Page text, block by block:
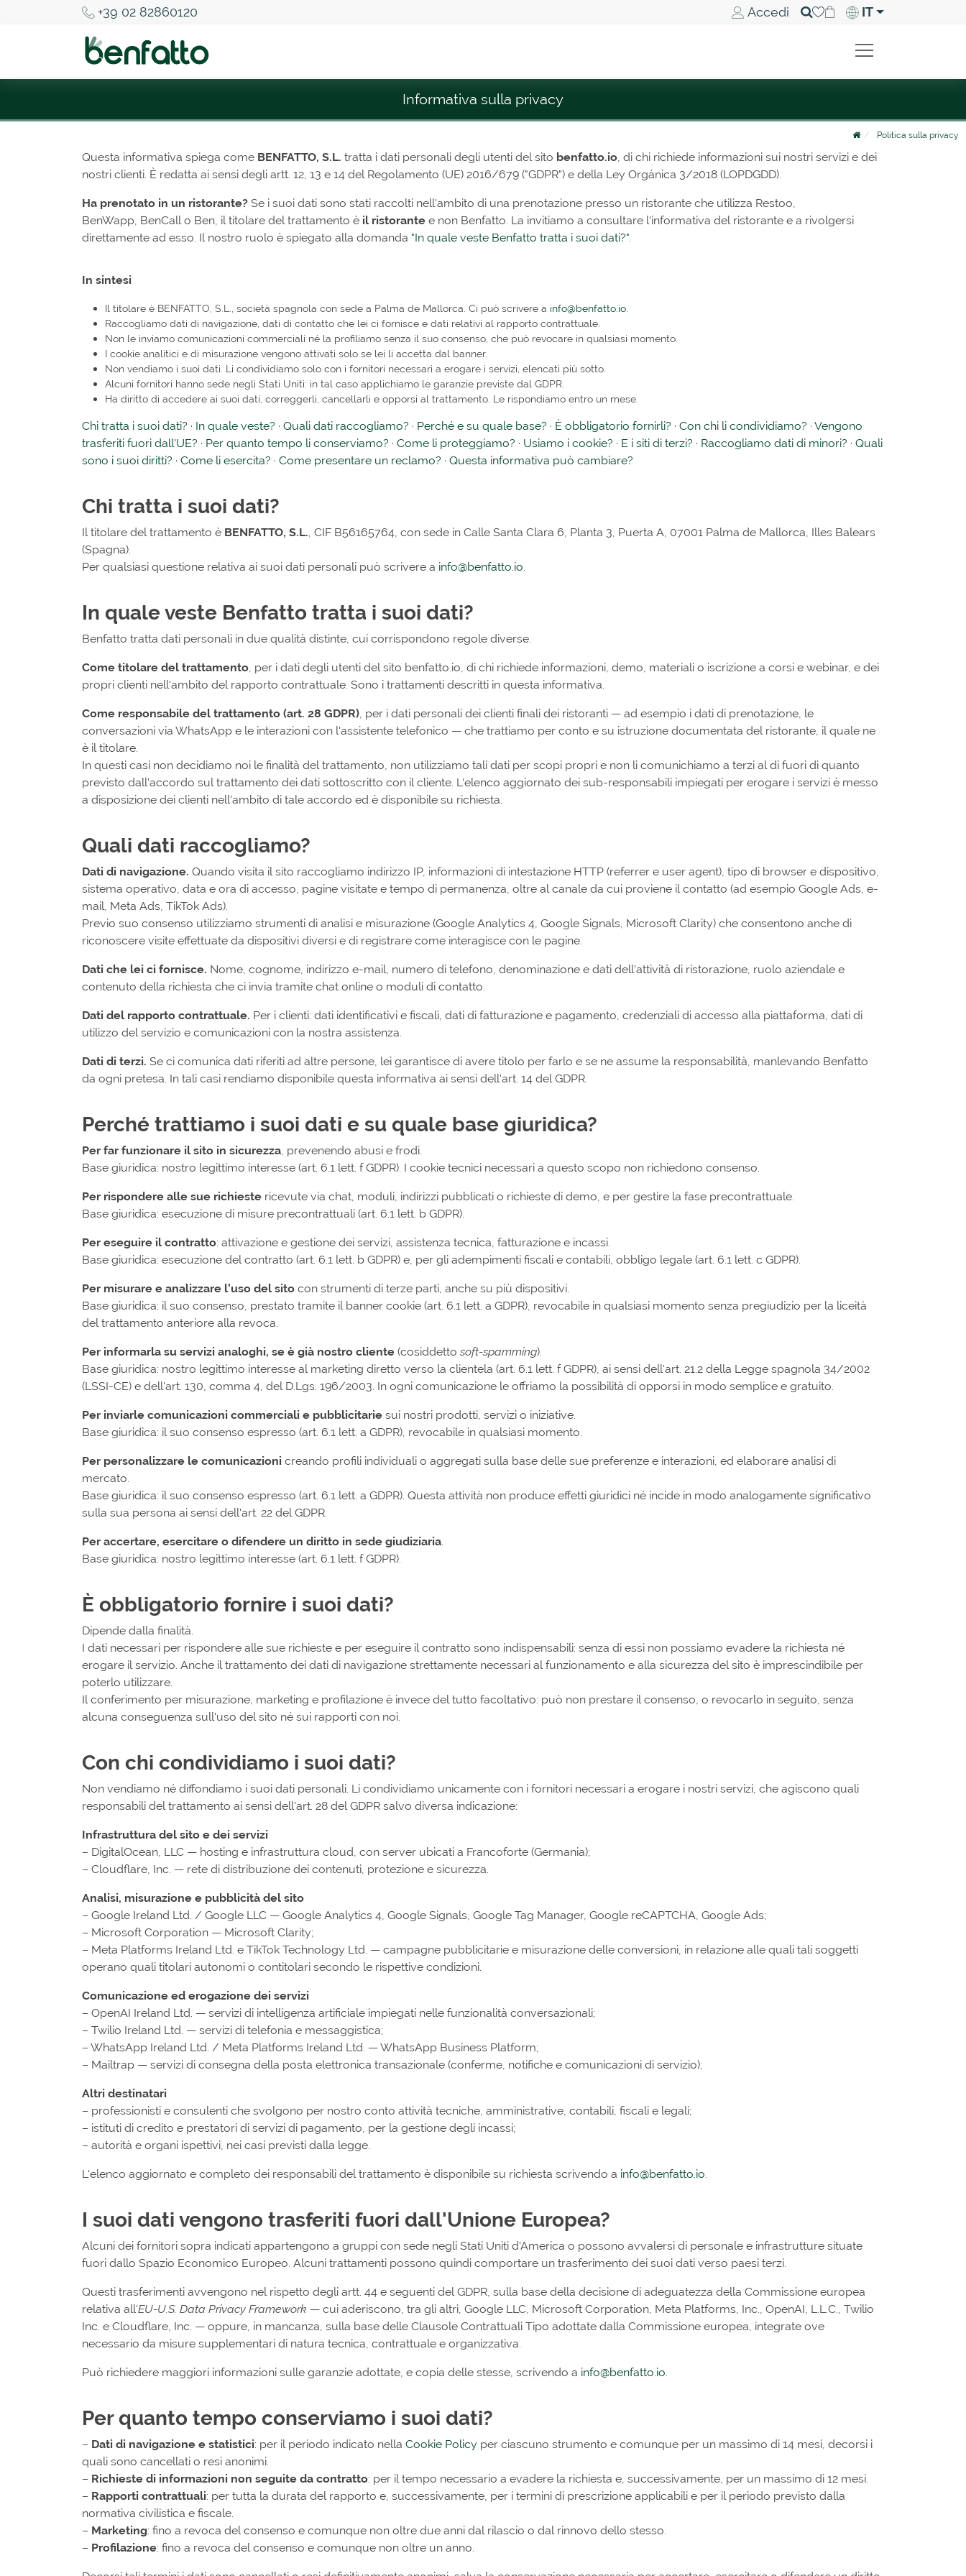
+39 02 82860120 Accedi IT
Informativa sulla privacy
Politica sulla privacy
Questa informativa spiega come BENFATTO, S.L. tratta i dati personali degli utenti del sito benfatto.io, di chi richiede informazioni sui nostri servizi e dei
nostri clienti. È redatta ai sensi degli artt. 12, 13 e 14 del Regolamento (UE) 2016/679 ("GDPR") e della Ley Orgánica 3/2018 (LOPDGDD).
Ha prenotato in un ristorante? Se i suoi dati sono stati raccolti nell'ambito di una prenotazione presso un ristorante che utilizza Restoo,
BenWapp, BenCall o Ben, il titolare del trattamento è il ristorante e non Benfatto. La invitiamo a consultare l'informativa del ristorante e a rivolgersi
direttamente ad esso. Il nostro ruolo è spiegato alla domanda "In quale veste Benfatto tratta i suoi dati?".
In sintesi
Il titolare è BENFATTO, S.L., società spagnola con sede a Palma de Mallorca. Ci può scrivere a info@benfatto.io
Raccogliamo dati di navigazione, dati di contatto che lei ci fornisce e dati relativi al rapporto contrattuale.
Non le inviamo comunicazioni commerciali né la profiliamo senza il suo consenso, che può revocare in qualsiasi momento.
I cookie analitici e di misurazione vengono attivati solo se lei li accetta dal banner.
Non vendiamo i suoi dati. Li condividiamo solo con i fornitori necessari a erogare i servizi, elencati più sotto.
Alcuni fornitori hanno sede negli Stati Uniti: in tal caso applichiamo le garanzie previste dal GDPR.
Ha diritto di accedere ai suoi dati, correggerli, cancellarli e opporsi al trattamento. Le rispondiamo entro un mese.
Chi tratta i suoi dati? · In quale veste? · Quali dati raccogliamo? · Perché e su quale base? · È obbligatorio fornirli? · Con chi li condividiamo? · Vengono
trasferiti fuori dall'UE? · Per quanto tempo li conserviamo? · Come li proteggiamo? · Usiamo i cookie? · E i siti di terzi? · Raccogliamo dati di minori? · Quali
sono i suoi diritti? · Come li esercita? · Come presentare un reclamo? · Questa informativa può cambiare?
Chi tratta i suoi dati?
Il titolare del trattamento è BENFATTO, S.L., CIF B56165764, con sede in Calle Santa Clara 6, Planta 3, Puerta A, 07001 Palma de Mallorca, Illes Balears
(Spagna).
Per qualsiasi questione relativa ai suoi dati personali può scrivere a info@benfatto.io.
In quale veste Benfatto tratta i suoi dati?
Benfatto tratta dati personali in due qualità distinte, cui corrispondono regole diverse.
Come titolare del trattamento, per i dati degli utenti del sito benfatto.io, di chi richiede informazioni, demo, materiali o iscrizione a corsi e webinar, e dei
propri clienti nell'ambito del rapporto contrattuale. Sono i trattamenti descritti in questa informativa.
Come responsabile del trattamento (art. 28 GDPR), per i dati personali dei clienti finali dei ristoranti — ad esempio i dati di prenotazione, le
conversazioni via WhatsApp e le interazioni con l'assistente telefonico — che trattiamo per conto e su istruzione documentata del ristorante, il quale ne
è il titolare.
In questi casi non decidiamo noi le finalità del trattamento, non utilizziamo tali dati per scopi propri e non li comunichiamo a terzi al di fuori di quanto
previsto dall'accordo sul trattamento dei dati sottoscritto con il cliente. L'elenco aggiornato dei sub-responsabili impiegati per erogare i servizi è messo
a disposizione dei clienti nell'ambito di tale accordo ed è disponibile su richiesta.
Quali dati raccogliamo?
Dati di navigazione. Quando visita il sito raccogliamo indirizzo IP, informazioni di intestazione HTTP (referrer e user agent), tipo di browser e dispositivo,
sistema operativo, data e ora di accesso, pagine visitate e tempo di permanenza, oltre al canale da cui proviene il contatto (ad esempio Google Ads, e-
mail, Meta Ads, TikTok Ads).
Previo suo consenso utilizziamo strumenti di analisi e misurazione (Google Analytics 4, Google Signals, Microsoft Clarity) che consentono anche di
riconoscere visite effettuate da dispositivi diversi e di registrare come interagisce con le pagine.
Dati che lei ci fornisce. Nome, cognome, indirizzo e-mail, numero di telefono, denominazione e dati dell'attività di ristorazione, ruolo aziendale e
contenuto della richiesta che ci invia tramite chat online o moduli di contatto.
Dati del rapporto contrattuale. Per i clienti: dati identificativi e fiscali, dati di fatturazione e pagamento, credenziali di accesso alla piattaforma, dati di
utilizzo del servizio e comunicazioni con la nostra assistenza.
Dati di terzi. Se ci comunica dati riferiti ad altre persone, lei garantisce di avere titolo per farlo e se ne assume la responsabilità, manlevando Benfatto
da ogni pretesa. In tali casi rendiamo disponibile questa informativa ai sensi dell'art. 14 del GDPR.
Perché trattiamo i suoi dati e su quale base giuridica?
Per far funzionare il sito in sicurezza, prevenendo abusi e frodi.
Base giuridica: nostro legittimo interesse (art. 6.1 lett. f GDPR). I cookie tecnici necessari a questo scopo non richiedono consenso.
Per rispondere alle sue richieste ricevute via chat, moduli, indirizzi pubblicati o richieste di demo, e per gestire la fase precontrattuale.
Base giuridica: esecuzione di misure precontrattuali (art. 6.1 lett. b GDPR).
Per eseguire il contratto: attivazione e gestione dei servizi, assistenza tecnica, fatturazione e incassi.
Base giuridica: esecuzione del contratto (art. 6.1 lett. b GDPR) e, per gli adempimenti fiscali e contabili, obbligo legale (art. 6.1 lett. c GDPR).
Per misurare e analizzare l'uso del sito con strumenti di terze parti, anche su più dispositivi.
Base giuridica: il suo consenso, prestato tramite il banner cookie (art. 6.1 lett. a GDPR), revocabile in qualsiasi momento senza pregiudizio per la liceità
del trattamento anteriore alla revoca.
Per informarla su servizi analoghi, se è già nostro cliente (cosiddetto soft-spamming).
Base giuridica: nostro legittimo interesse al marketing diretto verso la clientela (art. 6.1 lett. f GDPR), ai sensi dell'art. 21.2 della Legge spagnola 34/2002
(LSSI-CE) e dell'art. 130, comma 4, del D.Lgs. 196/2003. In ogni comunicazione le offriamo la possibilità di opporsi in modo semplice e gratuito.
Per inviarle comunicazioni commerciali e pubblicitarie sui nostri prodotti, servizi o iniziative.
Base giuridica: il suo consenso espresso (art. 6.1 lett. a GDPR), revocabile in qualsiasi momento.
Per personalizzare le comunicazioni creando profili individuali o aggregati sulla base delle sue preferenze e interazioni, ed elaborare analisi di
mercato.
Base giuridica: il suo consenso espresso (art. 6.1 lett. a GDPR). Questa attività non produce effetti giuridici né incide in modo analogamente significativo
sulla sua persona ai sensi dell'art. 22 del GDPR.
Per accertare, esercitare o difendere un diritto in sede giudiziaria.
Base giuridica: nostro legittimo interesse (art. 6.1 lett. f GDPR).
È obbligatorio fornire i suoi dati?
Dipende dalla finalità.
I dati necessari per rispondere alle sue richieste e per eseguire il contratto sono indispensabili: senza di essi non possiamo evadere la richiesta né
erogare il servizio. Anche il trattamento dei dati di navigazione strettamente necessari al funzionamento e alla sicurezza del sito è imprescindibile per
poterlo utilizzare.
Il conferimento per misurazione, marketing e profilazione è invece del tutto facoltativo: può non prestare il consenso, o revocarlo in seguito, senza
alcuna conseguenza sull'uso del sito né sui rapporti con noi.
Con chi condividiamo i suoi dati?
Non vendiamo né diffondiamo i suoi dati personali. Li condividiamo unicamente con i fornitori necessari a erogare i nostri servizi, che agiscono quali
responsabili del trattamento ai sensi dell'art. 28 del GDPR salvo diversa indicazione:
Infrastruttura del sito e dei servizi
– DigitalOcean, LLC — hosting e infrastruttura cloud, con server ubicati a Francoforte (Germania);
– Cloudflare, Inc. — rete di distribuzione dei contenuti, protezione e sicurezza.
Analisi, misurazione e pubblicità del sito
– Google Ireland Ltd. / Google LLC — Google Analytics 4, Google Signals, Google Tag Manager, Google reCAPTCHA, Google Ads;
– Microsoft Corporation — Microsoft Clarity;
– Meta Platforms Ireland Ltd. e TikTok Technology Ltd. — campagne pubblicitarie e misurazione delle conversioni, in relazione alle quali tali soggetti
operano quali titolari autonomi o contitolari secondo le rispettive condizioni.
Comunicazione ed erogazione dei servizi
– OpenAI Ireland Ltd. — servizi di intelligenza artificiale impiegati nelle funzionalità conversazionali;
– Twilio Ireland Ltd. — servizi di telefonia e messaggistica;
– WhatsApp Ireland Ltd. / Meta Platforms Ireland Ltd. — WhatsApp Business Platform;
– Mailtrap — servizi di consegna della posta elettronica transazionale (conferme, notifiche e comunicazioni di servizio);
Altri destinatari
– professionisti e consulenti che svolgono per nostro conto attività tecniche, amministrative, contabili, fiscali e legali;
– istituti di credito e prestatori di servizi di pagamento, per la gestione degli incassi;
– autorità e organi ispettivi, nei casi previsti dalla legge.
L'elenco aggiornato e completo dei responsabili del trattamento è disponibile su richiesta scrivendo a info@benfatto.io.
I suoi dati vengono trasferiti fuori dall'Unione Europea?
Alcuni dei fornitori sopra indicati appartengono a gruppi con sede negli Stati Uniti d'America o possono avvalersi di personale e infrastrutture situate
fuori dallo Spazio Economico Europeo. Alcuni trattamenti possono quindi comportare un trasferimento dei suoi dati verso paesi terzi.
Questi trasferimenti avvengono nel rispetto degli artt. 44 e seguenti del GDPR, sulla base della decisione di adeguatezza della Commissione europea
relativa all'EU-U.S. Data Privacy Framework — cui aderiscono, tra gli altri, Google LLC, Microsoft Corporation, Meta Platforms, Inc., OpenAI, L.L.C., Twilio
Inc. e Cloudflare, Inc. — oppure, in mancanza, sulla base delle Clausole Contrattuali Tipo adottate dalla Commissione europea, integrate ove
necessario da misure supplementari di natura tecnica, contrattuale e organizzativa.
Può richiedere maggiori informazioni sulle garanzie adottate, e copia delle stesse, scrivendo a info@benfatto.io.
Per quanto tempo conserviamo i suoi dati?
– Dati di navigazione e statistici: per il periodo indicato nella Cookie Policy per ciascuno strumento e comunque per un massimo di 14 mesi, decorsi i
quali sono cancellati o resi anonimi.
– Richieste di informazioni non seguite da contratto: per il tempo necessario a evadere la richiesta e, successivamente, per un massimo di 12 mesi.
– Rapporti contrattuali: per tutta la durata del rapporto e, successivamente, per i termini di prescrizione applicabili e per il periodo previsto dalla
normativa civilistica e fiscale.
– Marketing: fino a revoca del consenso e comunque non oltre due anni dal rilascio o dal rinnovo dello stesso.
– Profilazione: fino a revoca del consenso e comunque non oltre un anno.